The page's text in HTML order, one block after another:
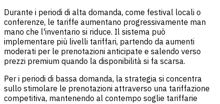
Durante i periodi di alta domanda, come festival locali o
conferenze, le tariffe aumentano progressivamente man
mano che l'inventario si riduce. Il sistema può
implementare più livelli tariffari, partendo da aumenti
moderati per le prenotazioni anticipate e salendo verso
prezzi premium quando la disponibilità si fa scarsa.
Per i periodi di bassa domanda, la strategia si concentra
sullo stimolare le prenotazioni attraverso una tariffazione
competitiva, mantenendo al contempo soglie tariffarie